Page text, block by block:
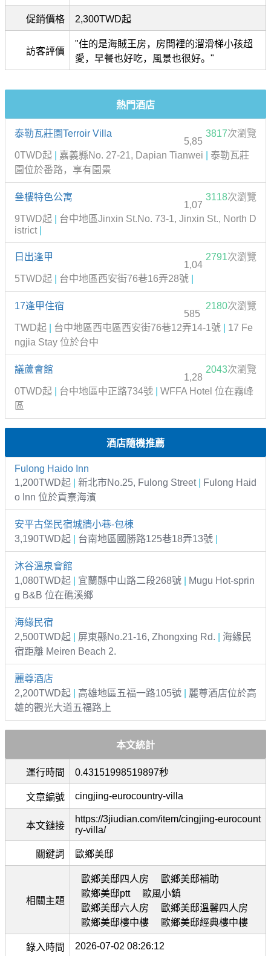
促銷價格 2,300TWD起
訪客評價
"住的是海賊王房，房間裡的溜滑梯小孩超
愛，早餐也好吃，風景也很好。"
熱門酒店
泰勒瓦莊園Terroir Villa 3817次瀏覽
5,85
0TWD起
嘉義縣No. 27-21, Dapian Tianwei
泰勒瓦莊
園位於番路，享有園景
叄樓特色公寓 3118次瀏覽
1,07
9TWD起
台中地區Jinxin St.No. 73-1, Jinxin St., North D
istrict
日出逢甲 2791次瀏覽
1,04
5TWD起
台中地區西安街76巷16弄28號
17逢甲住宿 2180次瀏覽
585
TWD起
台中地區西屯區西安街76巷12弄14-1號
17 Fe
ngjia Stay 位於台中
議蘆會館 2043次瀏覽
1,28
0TWD起
台中地區中正路734號
WFFA Hotel 位在霧峰
區
酒店隨機推薦
Fulong Haido Inn
1,200TWD起
新北市No.25, Fulong Street
Fulong Haid
o Inn 位於貢寮海濱
安平古堡民宿城牆小巷-包棟
3,190TWD起
台南地區國勝路125巷18弄13號
沐谷溫泉會館
1,080TWD起
宜蘭縣中山路二段268號
Mugu Hot-sprin
g B&B 位在礁溪鄉
海緣民宿
2,500TWD起
屏東縣No.21-16, Zhongxing Rd.
海緣民
宿距離 Meiren Beach 2.
麗尊酒店
2,200TWD起
高雄地區五福一路105號
麗尊酒店位於高
雄的觀光大道五福路上
本文統計
運行時間 0.43151998519897秒
文章編號 cingjing-eurocountry-villa
本文鏈接
https://3jiudian.com/item/cingjing-eurocount
ry-villa/
關鍵詞 歐鄉美邸
相關主題
歐鄉美邸四人房
歐鄉美邸補助
歐鄉美邸ptt
歐風小鎮
歐鄉美邸六人房
歐鄉美邸溫馨四人房
歐鄉美邸樓中樓
歐鄉美邸經典樓中樓
錄入時間 2026-07-02 08:26:12